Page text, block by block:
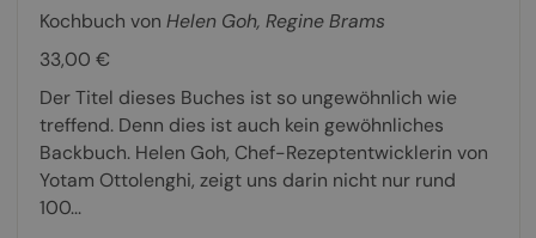
Kochbuch von Helen Goh, Regine Brams
33,00 €
Der Titel dieses Buches ist so ungewöhnlich wie
treffend. Denn dies ist auch kein gewöhnliches
Backbuch. Helen Goh, Chef-Rezeptentwicklerin von
Yotam Ottolenghi, zeigt uns darin nicht nur rund
100...